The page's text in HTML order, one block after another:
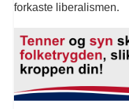
forkaste liberalismen.